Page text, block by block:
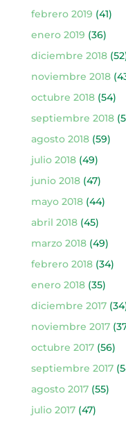
febrero 2019 (41)
enero 2019 (36)
diciembre 2018
noviembre 2018
octubre 2018(54)
septiembre 2018
agosto 2018(59)
julio 2018(49)
junio 2018(47)
mayo 2018(44)
abril 2018(45)
marzo 2018(49)
febrero 2018(34)
enero 2018(35)
diciembre 2017
noviembre 2017
octubre 2017(56)
septiembre 2017
agosto 2017(55)
julio 2017(47)